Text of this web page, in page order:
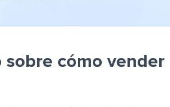
sobre cómo